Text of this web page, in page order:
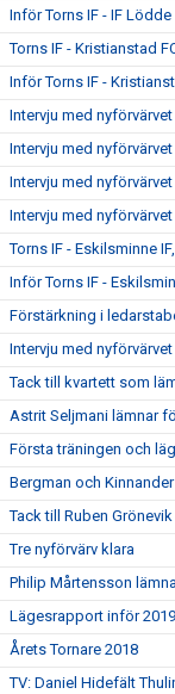
Inför Torns IF - IF Lödde
Torns IF - Kristianstad
Inför Torns IF -
Intervju med
Intervju med
Intervju med
Intervju med
Torns IF - Eskilsminne
Inför Torns IF -
Förstärkning i
Intervju med
Tack till kvartett som
Astrit Seljmani lämnar
Första träningen och
Bergman och
Tack till Ruben Grönevik
Tre nyförvärv klara
Philip Mårtensson
Lägesrapport inför 2019
Årets Tornare 2018
TV: Daniel Hidefält